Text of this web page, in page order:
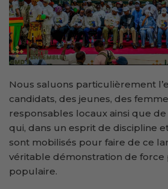
Nous saluons particulièrement
candidats, des jeunes, des
responsables locaux ainsi que
qui, dans un esprit de discipline
sont mobilisés pour faire de ce
véritable démonstration de
populaire.